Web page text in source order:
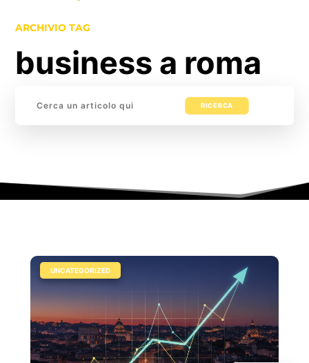
ARCHIVIO TAG
business a roma
UNCATEGORIZED